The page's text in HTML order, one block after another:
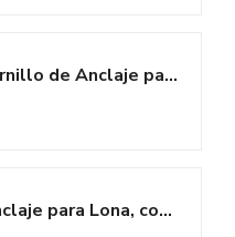
PisciHogar Tornillo de Anclaje para Lona, cobertor de Piscina. 100% INOX...
Tornillo de Anclaje para Lona, cobertor de Piscina. 100% INOX...